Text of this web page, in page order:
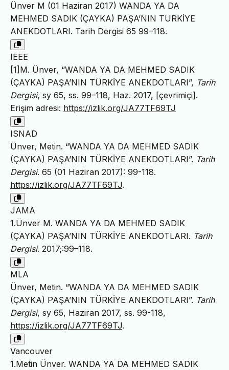
Ünver M (01 Haziran 2017) WANDA YA DA
MEHMED SADIK (ÇAYKA) PAŞA’NIN TÜRKİYE
ANEKDOTLARI. Tarih Dergisi 65 99–118.
IEEE
[1]M. Ünver, “WANDA YA DA MEHMED SADIK
(ÇAYKA) PAŞA’NIN TÜRKİYE ANEKDOTLARI”, Tarih
Dergisi, sy 65, ss. 99–118, Haz. 2017, [çevrimiçi].
Erişim adresi: https://izlik.org/JA77TF69TJ
ISNAD
Ünver, Metin. “WANDA YA DA MEHMED SADIK
(ÇAYKA) PAŞA’NIN TÜRKİYE ANEKDOTLARI”. Tarih
Dergisi. 65 (01 Haziran 2017): 99-118.
https://izlik.org/JA77TF69TJ.
JAMA
1.Ünver M. WANDA YA DA MEHMED SADIK
(ÇAYKA) PAŞA’NIN TÜRKİYE ANEKDOTLARI. Tarih
Dergisi. 2017;:99–118.
MLA
Ünver, Metin. “WANDA YA DA MEHMED SADIK
(ÇAYKA) PAŞA’NIN TÜRKİYE ANEKDOTLARI”. Tarih
Dergisi, sy 65, Haziran 2017, ss. 99-118,
https://izlik.org/JA77TF69TJ.
Vancouver
1.Metin Ünver. WANDA YA DA MEHMED SADIK